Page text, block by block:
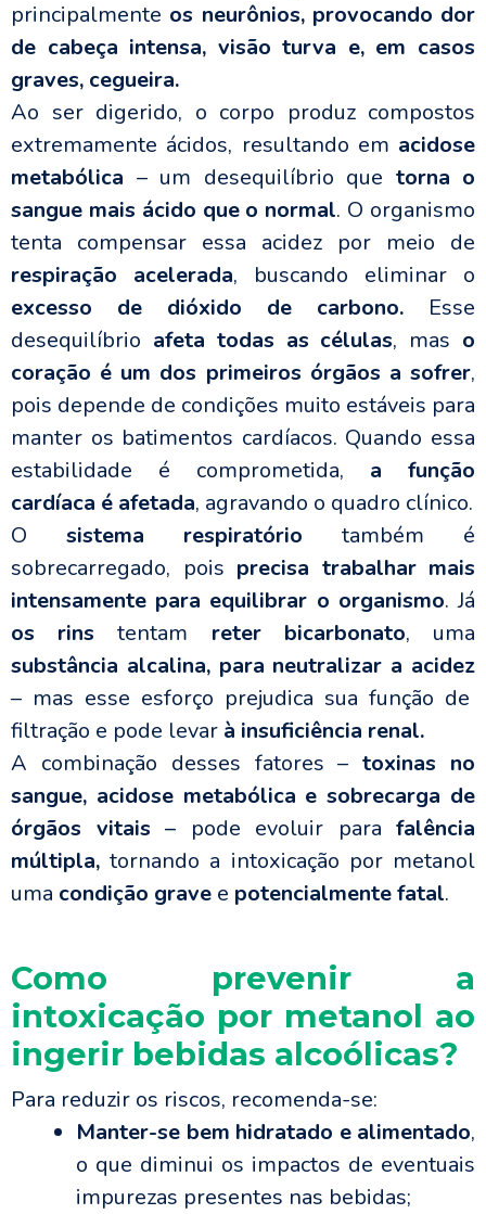
principalmente os neurônios, provocando dor
de cabeça intensa, visão turva e, em casos
graves, cegueira.
Ao ser digerido, o corpo produz compostos
extremamente ácidos, resultando em acidose
metabólica – um desequilíbrio que torna o
sangue mais ácido que o normal. O organismo
tenta compensar essa acidez por meio de
respiração acelerada, buscando eliminar o
excesso de dióxido de carbono. Esse
desequilíbrio afeta todas as células, mas o
coração é um dos primeiros órgãos a sofrer,
pois depende de condições muito estáveis para
manter os batimentos cardíacos. Quando essa
estabilidade é comprometida, a função
cardíaca é afetada, agravando o quadro clínico.
O sistema respiratório também é
sobrecarregado, pois precisa trabalhar mais
intensamente para equilibrar o organismo. Já
os rinstentam reter bicarbonato, uma
substância alcalina, para neutralizar a acidez
– mas esse esforço prejudica sua função de
filtração e pode levar à insuficiência renal.
A combinação desses fatores –toxinas no
sangue, acidose metabólica e sobrecarga de
órgãos vitais – pode evoluir para falência
múltipla, tornando a intoxicação por metanol
uma condição grave e potencialmente fatal.
Como prevenir a
intoxicação por metanol ao
ingerir bebidas alcoólicas?
Para reduzir os riscos, recomenda-se:
Manter-se bem hidratado e alimentado,
o que diminui os impactos de eventuais
impurezas presentes nas bebidas;